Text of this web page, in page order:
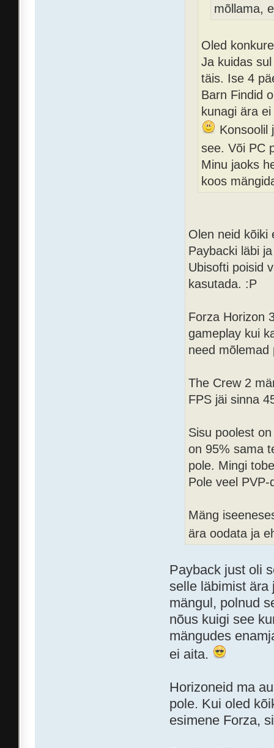
mõllama,
Oled
Ja kuidas
täis. Ise 4
Barn Findid
kunagi ära
Konsoolil
see. Või PC
Minu jaoks
koos
Olen neid kõiki
Paybacki läbi
Ubisofti poisid
kasutada. :P
Forza Horizon
gameplay kui
need mõlemad
The Crew 2
FPS jäi sinna
Sisu poolest
on 95% sama
pole. Mingi
Pole veel
Mäng
ära oodata ja
Payback just oli
selle läbimist ära
mängul, polnud
nõus kuigi see
mängudes
ei aita.
Horizoneid ma
pole. Kui oled
esimene Forza,